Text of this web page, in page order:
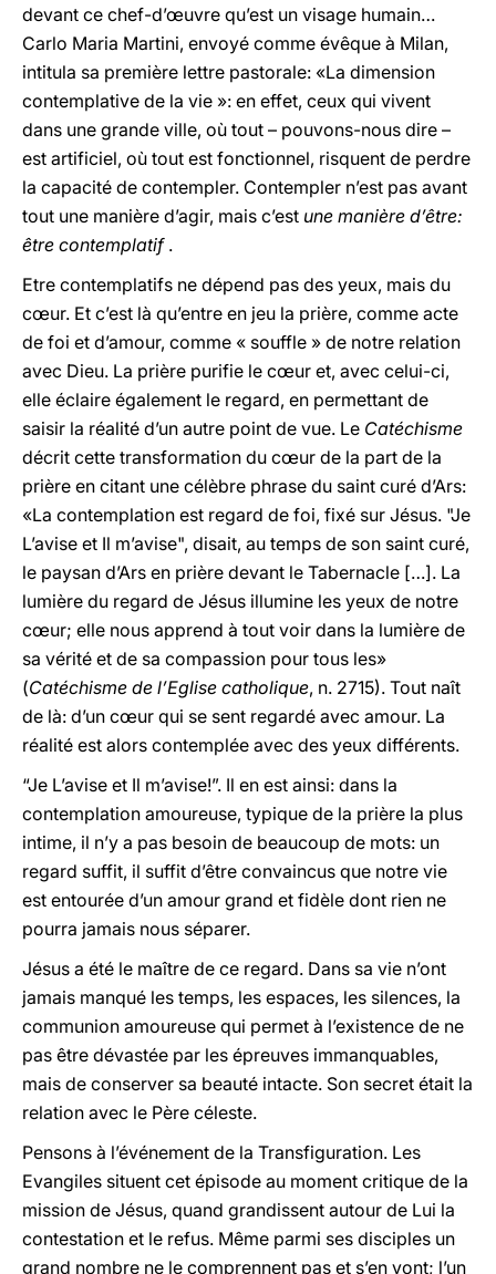
devant ce chef-d’œuvre qu’est un visage humain…
Carlo Maria Martini, envoyé comme évêque à Milan,
intitula sa première lettre pastorale: «La dimension
contemplative de la vie »: en effet, ceux qui vivent
dans une grande ville, où tout – pouvons-nous dire –
est artificiel, où tout est fonctionnel, risquent de perdre
la capacité de contempler. Contempler n’est pas avant
tout une manière d’agir, mais c’est une manière d’être:
être contemplatif .
Etre contemplatifs ne dépend pas des yeux, mais du
cœur. Et c’est là qu’entre en jeu la prière, comme acte
de foi et d’amour, comme « souffle » de notre relation
avec Dieu. La prière purifie le cœur et, avec celui-ci,
elle éclaire également le regard, en permettant de
saisir la réalité d’un autre point de vue. Le Catéchisme
décrit cette transformation du cœur de la part de la
prière en citant une célèbre phrase du saint curé d’Ars:
«La contemplation est regard de foi, fixé sur Jésus. "Je
L’avise et Il m’avise", disait, au temps de son saint curé,
le paysan d’Ars en prière devant le Tabernacle […]. La
lumière du regard de Jésus illumine les yeux de notre
cœur; elle nous apprend à tout voir dans la lumière de
sa vérité et de sa compassion pour tous les»
(Catéchisme de l’Eglise catholique, n. 2715). Tout naît
de là: d’un cœur qui se sent regardé avec amour. La
réalité est alors contemplée avec des yeux différents.
“Je L’avise et Il m’avise!”. Il en est ainsi: dans la
contemplation amoureuse, typique de la prière la plus
intime, il n’y a pas besoin de beaucoup de mots: un
regard suffit, il suffit d’être convaincus que notre vie
est entourée d’un amour grand et fidèle dont rien ne
pourra jamais nous séparer.
Jésus a été le maître de ce regard. Dans sa vie n’ont
jamais manqué les temps, les espaces, les silences, la
communion amoureuse qui permet à l’existence de ne
pas être dévastée par les épreuves immanquables,
mais de conserver sa beauté intacte. Son secret était la
relation avec le Père céleste.
Pensons à l’événement de la Transfiguration. Les
Evangiles situent cet épisode au moment critique de la
mission de Jésus, quand grandissent autour de Lui la
contestation et le refus. Même parmi ses disciples un
grand nombre ne le comprennent pas et s’en vont; l’un